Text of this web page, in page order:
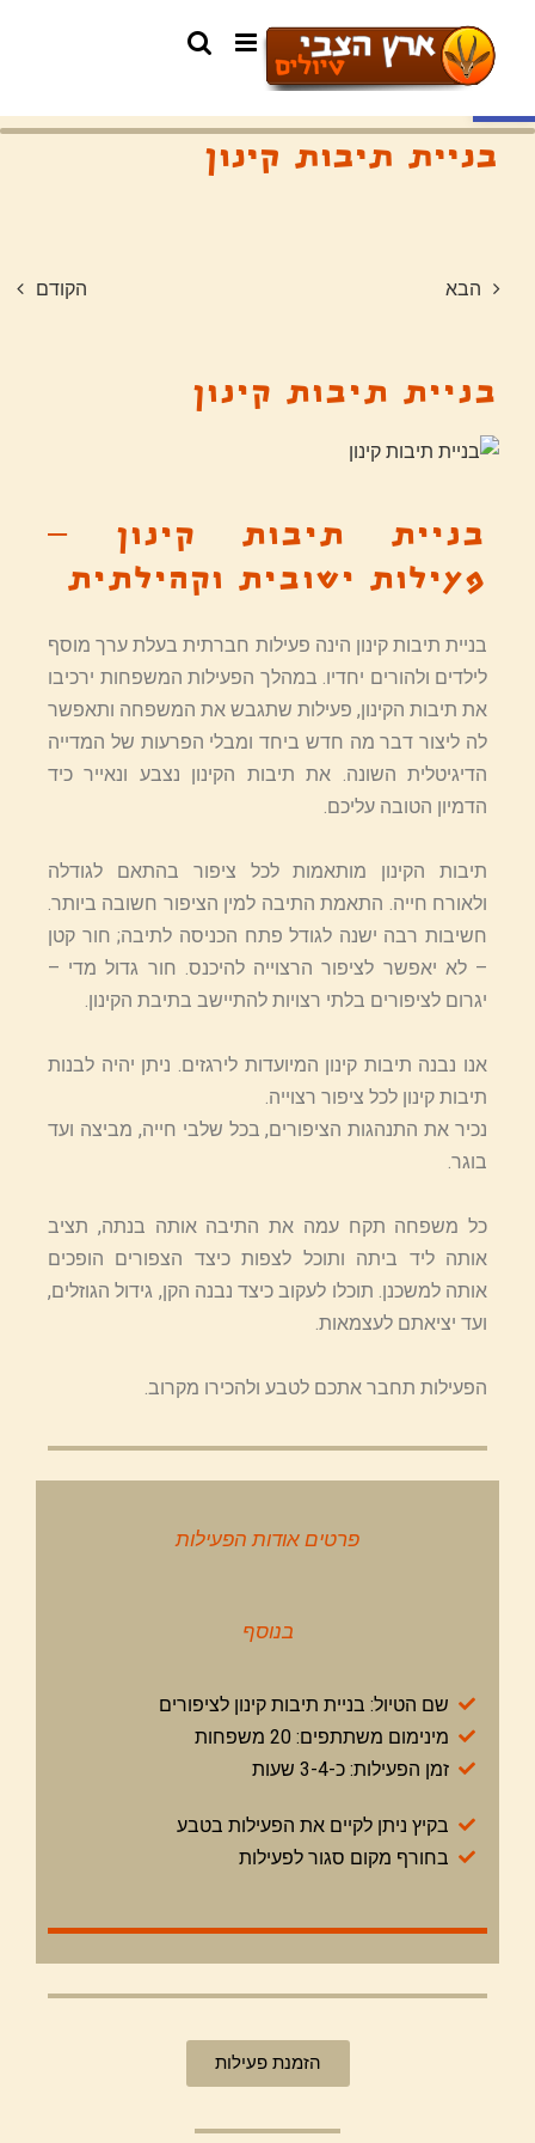
פתח סרגל נגישות
בניית תיבות קינון
הקודם הבא
בניית תיבות קינון
בניית תיבות קינון –
פעילות ישובית וקהילתית
בניית תיבות קינון הינה פעילות חברתית בעלת ערך מוסף
לילדים ולהורים יחדיו. במהלך הפעילות המשפחות ירכיבו
את תיבות הקינון, פעילות שתגבש את המשפחה ותאפשר
לה ליצור דבר מה חדש ביחד ומבלי הפרעות של המדייה
הדיגיטלית השונה. את תיבות הקינון נצבע ונאייר כיד
הדמיון הטובה עליכם.
תיבות הקינון מותאמות לכל ציפור בהתאם לגודלה
ולאורח חייה. התאמת התיבה למין הציפור חשובה ביותר.
חשיבות רבה ישנה לגודל פתח הכניסה לתיבה; חור קטן
– לא יאפשר לציפור הרצוייה להיכנס. חור גדול מדי –
יגרום לציפורים בלתי רצויות להתיישב בתיבת הקינון.
אנו נבנה תיבות קינון המיועדות לירגזים. ניתן יהיה לבנות
תיבות קינון לכל ציפור רצוייה.
נכיר את התנהגות הציפורים, בכל שלבי חייה, מביצה ועד
בוגר.
כל משפחה תקח עמה את התיבה אותה בנתה, תציב
אותה ליד ביתה ותוכל לצפות כיצד הצפורים הופכים
אותה למשכנן. תוכלו לעקוב כיצד נבנה הקן, גידול הגוזלים,
ועד יציאתם לעצמאות.
הפעילות תחבר אתכם לטבע ולהכירו מקרוב.
פרטים אודות הפעילות
בנוסף
שם הטיול: בניית תיבות קינון לציפורים
מינימום משתתפים: 20 משפחות
זמן הפעילות: כ-3-4 שעות
בקיץ ניתן לקיים את הפעילות בטבע
בחורף מקום סגור לפעילות
הזמנת פעילות